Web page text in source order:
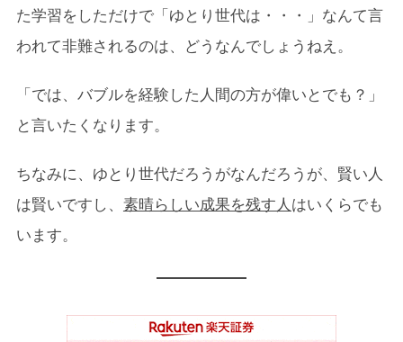
た学習をしただけで「ゆとり世代は・・・」なんて言
われて非難されるのは、どうなんでしょうねえ。
「では、バブルを経験した人間の方が偉いとでも？」
と言いたくなります。
ちなみに、ゆとり世代だろうがなんだろうが、賢い人
は賢いですし、 素晴らしい成果を残す人はいくらでも
います。